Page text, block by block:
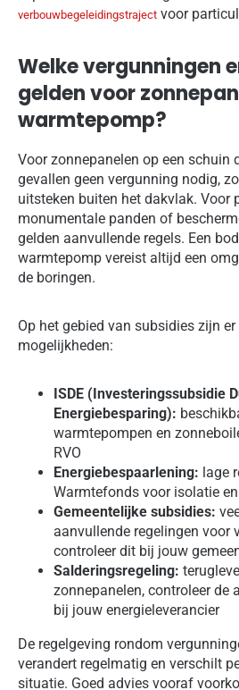
verbouwbegeleidingstraject voor
Welke vergunningen
gelden voor
warmtepomp?
Voor zonnepanelen op een schuin
gevallen geen vergunning nodig,
uitsteken buiten het dakvlak. Voor
monumentale panden of
gelden aanvullende regels. Een
warmtepomp vereist altijd een
de boringen.
Op het gebied van subsidies zijn
mogelijkheden:
ISDE (Investeringssubsidie
Energiebesparing):
warmtepompen en
RVO
Energiebespaarlening: lage
Warmtefonds voor isolatie
Gemeentelijke subsidies:
aanvullende regelingen voor
controleer dit bij jouw
Salderingsregeling:
zonnepanelen, controleer de
bij jouw energieleverancier
De regelgeving rondom
verandert regelmatig en verschilt
situatie. Goed advies vooraf